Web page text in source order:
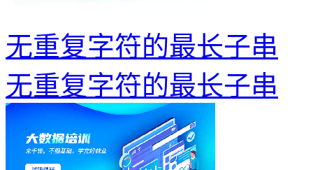
无重复字符的最长子串
无重复字符的最长子串